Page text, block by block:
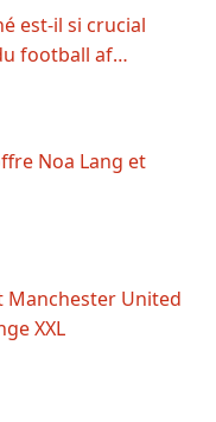
est-il si crucial
football af…
Noa Lang et
Manchester United
XXL